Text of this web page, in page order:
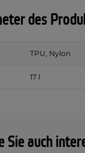
Sie auch
des
TPU, Nylon
17 l